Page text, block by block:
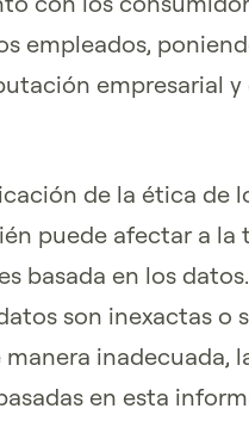
empleados,
empresarial y
de la ética de
puede afectar a la
basada en los
son inexactas o
inadecuada,
en esta